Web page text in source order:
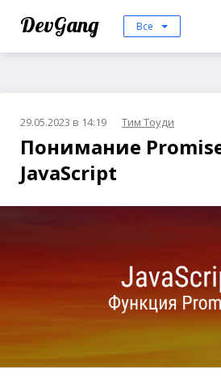
DevGang Все
29.05.2023 в 14:19 Тим Тоуди
Понимание
JavaScript